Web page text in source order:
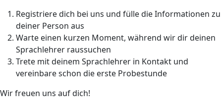
Registriere dich bei uns und fülle die Informationen zu
deiner Person aus
Warte einen kurzen Moment, während wir dir deinen
Sprachlehrer raussuchen
Trete mit deinem Sprachlehrer in Kontakt und
vereinbare schon die erste Probestunde
Wir freuen uns auf dich!